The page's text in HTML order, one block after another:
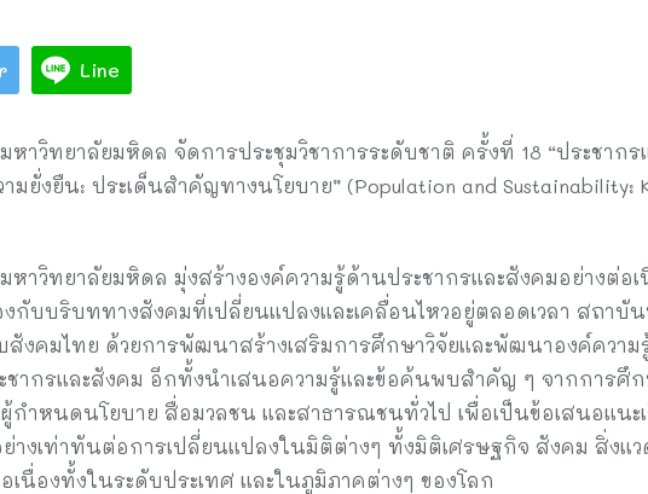
Line
าวิทยาลัยมหิดล จัดการประชุมวิชาการระดับชาติ ครั้งที่ 18 “ประชากร
มยั่งยืน: ประเด็นสำคัญทางนโยบาย” (Population and Sustainability:
หาวิทยาลัยมหิดล มุ่งสร้างองค์ความรู้ด้านประชากรและสังคมอย่างต่อ
กับบริบททางสังคมที่เปลี่ยนแปลงและเคลื่อนไหวอยู่ตลอดเวลา สถาบัน
งคมไทย ด้วยการพัฒนาสร้างเสริมการศึกษาวิจัยและพัฒนาองค์ควา
ากรและสังคม อีกทั้งนำเสนอความรู้และข้อค้นพบสำคัญ ๆ จากการศึกษ
กำหนดนโยบาย สื่อมวลชน และสาธารณชนทั่วไป เพื่อเป็นข้อเสนอแนะ
างเท่าทันต่อการเปลี่ยนแปลงในมิติต่างๆ ทั้งมิติเศรษฐกิจ สังคม สิ่งแ
เนื่องทั้งในระดับประเทศ และในภูมิภาคต่างๆ ของโลก